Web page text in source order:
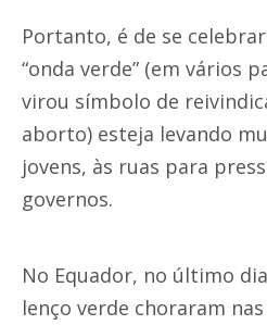
Portanto, é de se
“onda verde” (em vários
virou símbolo de
aborto) esteja levando
jovens, às ruas para
governos.
No Equador, no último
lenço verde choraram